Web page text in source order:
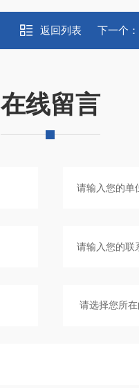
返回列表 下一个：
在线留言